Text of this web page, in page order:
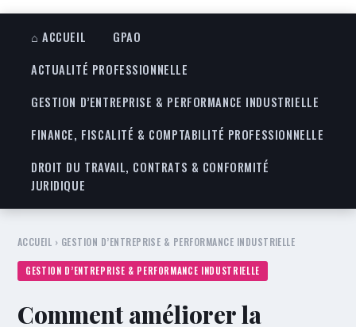
⌂ ACCUEIL
GPAO
ACTUALITÉ PROFESSIONNELLE
GESTION D’ENTREPRISE & PERFORMANCE INDUSTRIELLE
FINANCE, FISCALITÉ & COMPTABILITÉ PROFESSIONNELLE
DROIT DU TRAVAIL, CONTRATS & CONFORMITÉ
JURIDIQUE
ACCUEIL › GESTION D’ENTREPRISE & PERFORMANCE INDUSTRIELLE
GESTION D’ENTREPRISE & PERFORMANCE INDUSTRIELLE
Comment améliorer la